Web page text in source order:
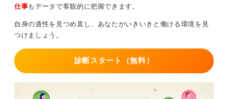
仕事もデータで客観的に把握できます。
自身の適性を見つめ直し、あなたがいきいきと働ける環境を見
つけましょう。
診断スタート（無料）